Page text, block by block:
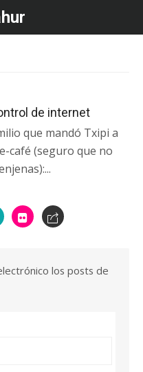
de internet
que mandó Txipi a
café (seguro que no
los posts de